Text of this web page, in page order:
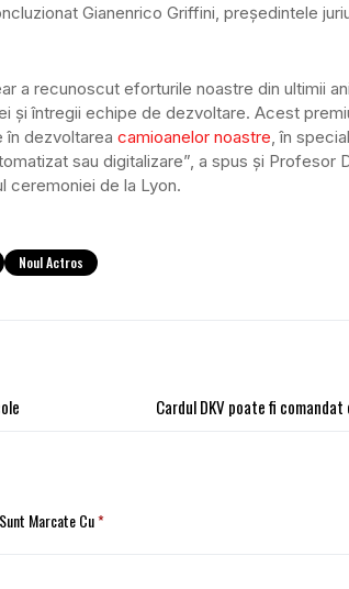
Gianenrico Griffini, președintele
a recunoscut eforturile noastre din ultimii
și întregii echipe de dezvoltare. Acest
în dezvoltarea camioanelor noastre , în
sau digitalizare”, a spus și Profesor
ceremoniei de la Lyon.
Noul Actros
Cardul DKV poate fi
Marcate Cu*